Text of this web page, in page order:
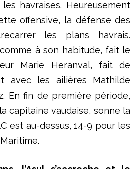
havraises. Heureusement
offensive, la défense des
les plans havrais.
à son habitude, fait le
Marie Heranval, fait de
avec les ailières Mathilde
En fin de première période,
capitaine vaudaise, sonne la
est au-dessus, 14-9 pour les